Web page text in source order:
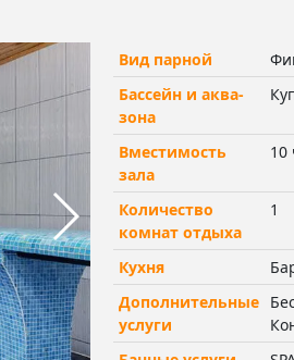
Вид парной
Бассейн и аква-
зона
Вместимость
зала
10
Количество
комнат отдыха
1
Кухня
Дополнительные
услуги